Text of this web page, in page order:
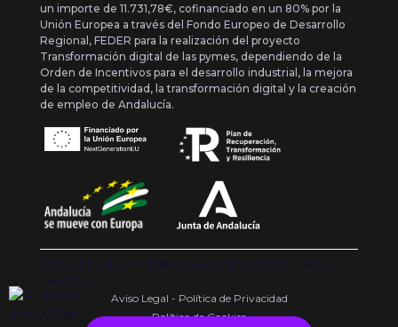
un importe de 11.731,78€, cofinanciado en un 80% por la
Unión Europea a través del Fondo Europeo de Desarrollo
Regional, FEDER para la realización del proyecto
Transformación digital de las pymes, dependiendo de la
Orden de Incentivos para el desarrollo industrial, la mejora
de la competitividad, la transformación digital y la creación
de empleo de Andalucía.
Copyright {{ date('Y') }} ® Franquishop. Todos los derechos
reservados
Aviso Legal - Política de Privacidad
Política de Cookies